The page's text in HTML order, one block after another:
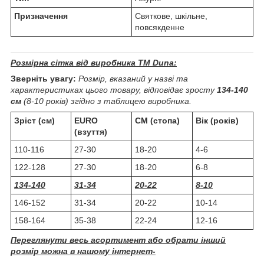
Призначення
Святкове, шкільне,
повсякденне
Розмірна сітка від виробника ТМ Duna:
Зверніть увагу: Розмір, вказаний у назві та
характеристиках цього товару, відповідає зросту134-140
см (8-10 років) згідно з таблицею виробника.
Зріст (см)
EURO
(взуття)
СМ (стопа) Вік (років)
110-116 27-30 18-20
4-6
122-128
27-30 18-20
6-8
134-140
31-34 20-22
8-10
146-152
31-34 20-22
10-14
158-164
35-38 22-24 12-16
Переглянути весь асортимент або обрати інший
розмір можна в нашому інтернет-